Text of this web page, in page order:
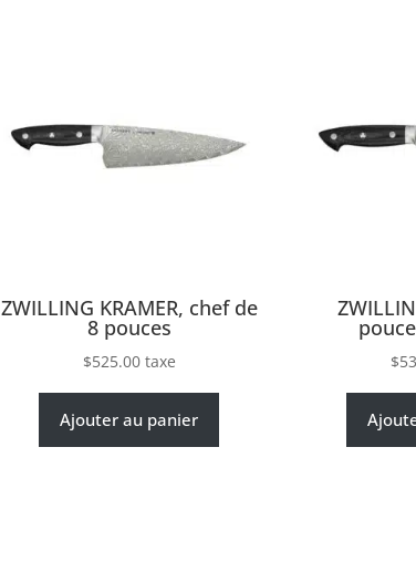
ZWILLING KRAMER, chef de
8 pouces
$525.00 taxe
Ajouter au panier
$